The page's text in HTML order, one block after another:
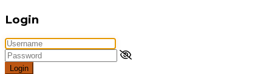
Login
Login